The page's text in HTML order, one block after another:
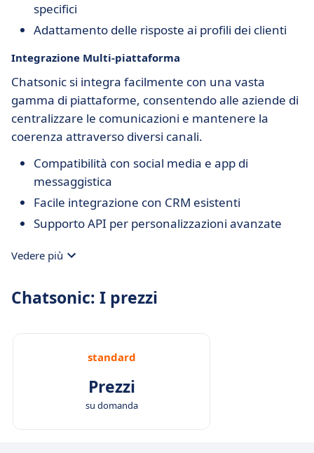
specifici
Adattamento delle risposte ai profili dei clienti
Integrazione Multi-piattaforma
Chatsonic si integra facilmente con una vasta
gamma di piattaforme, consentendo alle aziende di
centralizzare le comunicazioni e mantenere la
coerenza attraverso diversi canali.
Compatibilità con social media e app di
messaggistica
Facile integrazione con CRM esistenti
Supporto API per personalizzazioni avanzate
Vedere più
Chatsonic: I prezzi
standard
Prezzi
su domanda